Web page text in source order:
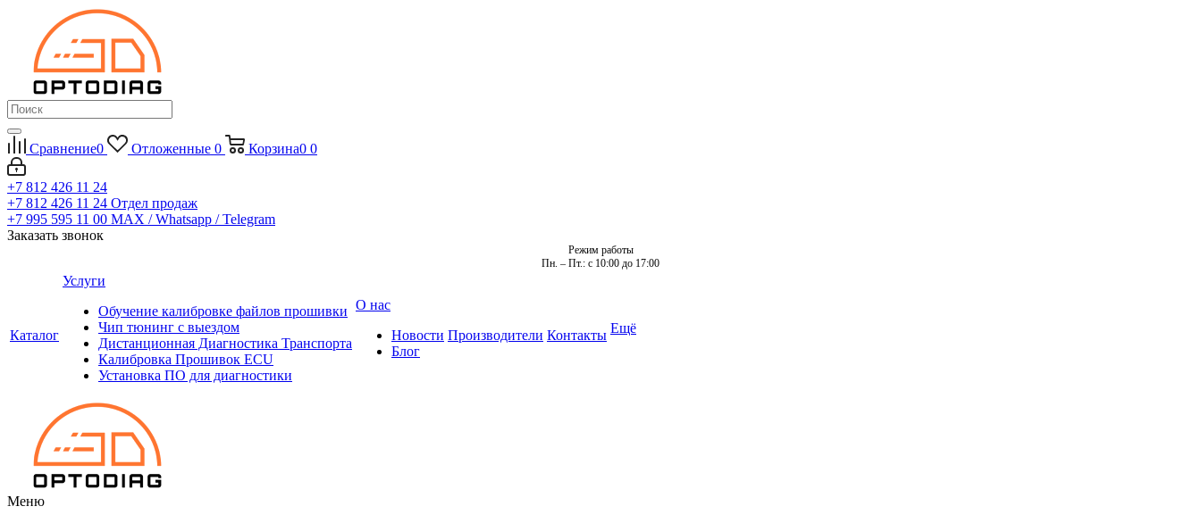
Сравнение0 Отложенные 0 Корзина0 0
+7 812 426 11 24
+7 812 426 11 24 Отдел продаж
+7 995 595 11 00 MAX / Whatsapp / Telegram
Заказать звонок
Режим работы
Пн. – Пт.: с 10:00 до 17:00
Каталог
Услуги
Обучение калибровке файлов прошивки
Чип тюнинг с выездом
Дистанционная Диагностика Транспорта
Калибровка Прошивок ECU
Установка ПО для диагностики
О нас
Новости
Блог
Производители Контакты Ещё
Меню